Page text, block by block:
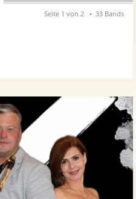
Seite 1 von 2 33 Bands